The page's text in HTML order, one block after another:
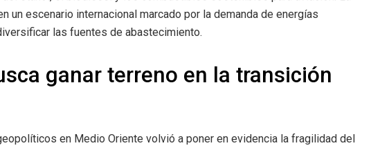
un escenario internacional marcado por la demanda de energías
las fuentes de abastecimiento.
ganar terreno en la transición
en Medio Oriente volvió a poner en evidencia la fragilidad del